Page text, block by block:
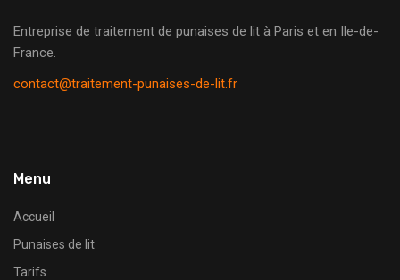
Entreprise de traitement de punaises de lit à Paris et en Ile-de-
France.
contact@traitement-punaises-de-lit.fr
Menu
Accueil
Punaises de lit
Tarifs